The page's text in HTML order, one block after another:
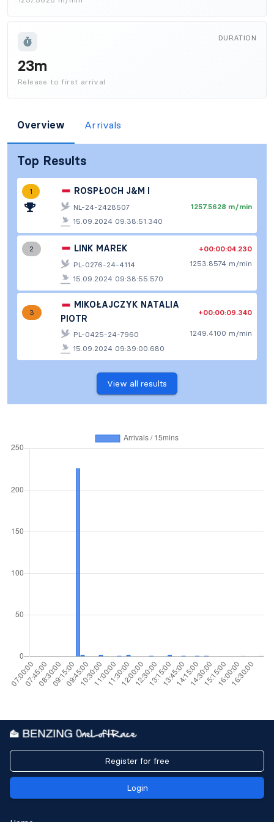
DURATION
23m
Release to first arrival
Overview Arrivals
Top Results
1 ROSPŁOCH J&M I
NL-24-2428507
1257.5628 m/min
15.09.2024 09:38:51.340
2 LINK MAREK
+00:00:04.230
PL-0276-24-4114
1253.8574 m/min
15.09.2024 09:38:55.570
3
MIKOŁAJCZYK NATALIA
PIOTR
+00:00:09.340
PL-0425-24-7960
1249.4100 m/min
15.09.2024 09:39:00.680
View all results
Register for free
Login